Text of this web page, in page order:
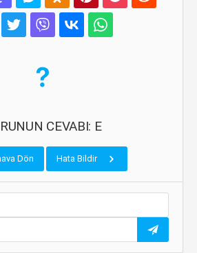
CEVABI: E
Dön Hata Bildir